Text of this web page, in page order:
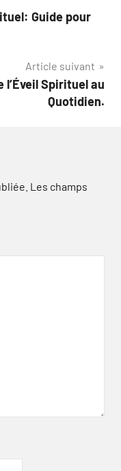
Guide pour
Article suivant
Spirituel au
Quotidien.
Les champs